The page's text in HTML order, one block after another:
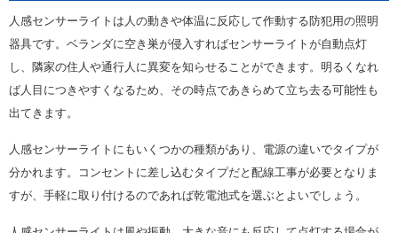
人感センサーライトは人の動きや体温に反応して作動する防犯用の照明
器具です。ベランダに空き巣が侵入すればセンサーライトが自動点灯
し、隣家の住人や通行人に異変を知らせることができます。明るくなれ
ば人目につきやすくなるため、その時点であきらめて立ち去る可能性も
出てきます。
人感センサーライトにもいくつかの種類があり、電源の違いでタイプが
分かれます。コンセントに差し込むタイプだと配線工事が必要となりま
すが、手軽に取り付けるのであれば乾電池式を選ぶとよいでしょう。